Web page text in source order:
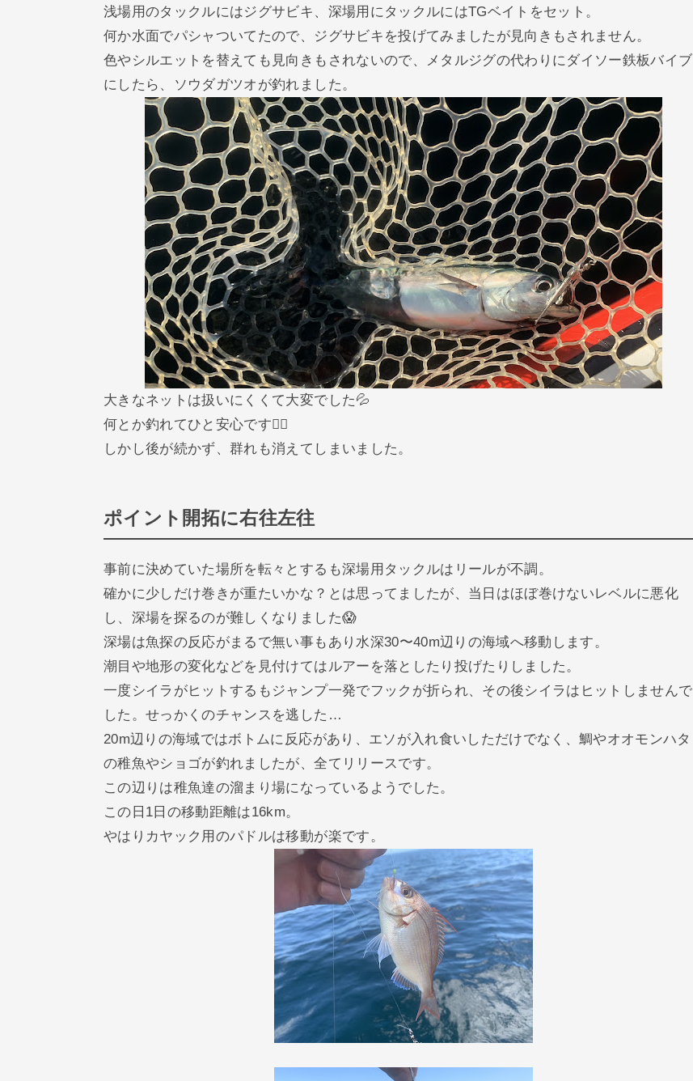
浅場用のタックルにはジグサビキ、深場用にタックルにはTGベイトをセット。
何か水面でパシャついてたので、ジグサビキを投げてみましたが見向きもされません。
色やシルエットを替えても見向きもされないので、メタルジグの代わりにダイソー鉄板バイブ
にしたら、ソウダガツオが釣れました。
大きなネットは扱いにくくて大変でした💦
何とか釣れてひと安心です😮‍💨
しかし後が続かず、群れも消えてしまいました。
ポイント開拓に右往左往
事前に決めていた場所を転々とするも深場用タックルはリールが不調。
確かに少しだけ巻きが重たいかな？とは思ってましたが、当日はほぼ巻けないレベルに悪化
し、深場を探るのが難しくなりました😱
深場は魚探の反応がまるで無い事もあり水深30〜40m辺りの海域へ移動します。
潮目や地形の変化などを見付けてはルアーを落としたり投げたりしました。
一度シイラがヒットするもジャンプ一発でフックが折られ、その後シイラはヒットしませんで
した。せっかくのチャンスを逃した…
20m辺りの海域ではボトムに反応があり、エソが入れ食いしただけでなく、鯛やオオモンハタ
の稚魚やショゴが釣れましたが、全てリリースです。
この辺りは稚魚達の溜まり場になっているようでした。
この日1日の移動距離は16km。
やはりカヤック用のパドルは移動が楽です。